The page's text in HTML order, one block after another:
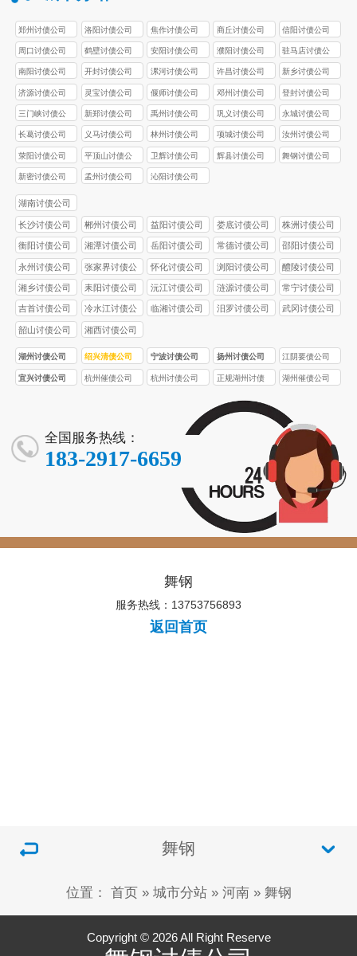
郑州讨债公司 洛阳讨债公司 焦作讨债公司 商丘讨债公司 信阳讨债公司
周口讨债公司 鹤壁讨债公司 安阳讨债公司 濮阳讨债公司
驻马店讨债公
司
南阳讨债公司 开封讨债公司 漯河讨债公司 许昌讨债公司 新乡讨债公司
济源讨债公司 灵宝讨债公司 偃师讨债公司 邓州讨债公司 登封讨债公司
三门峡讨债公
司
新郑讨债公司 禹州讨债公司 巩义讨债公司 永城讨债公司
长葛讨债公司 义马讨债公司 林州讨债公司 项城讨债公司 汝州讨债公司
荥阳讨债公司
平顶山讨债公
司
卫辉讨债公司 辉县讨债公司 舞钢讨债公司
新密讨债公司 孟州讨债公司 沁阳讨债公司
湖南讨债公司
长沙讨债公司 郴州讨债公司 益阳讨债公司 娄底讨债公司 株洲讨债公司
衡阳讨债公司 湘潭讨债公司 岳阳讨债公司 常德讨债公司 邵阳讨债公司
永州讨债公司
张家界讨债公
司
怀化讨债公司 浏阳讨债公司 醴陵讨债公司
湘乡讨债公司 耒阳讨债公司 沅江讨债公司 涟源讨债公司 常宁讨债公司
吉首讨债公司
冷水江讨债公
司
临湘讨债公司 汨罗讨债公司 武冈讨债公司
韶山讨债公司 湘西讨债公司
湖州讨债公司 绍兴清债公司 宁波讨债公司 扬州讨债公司 江阴要债公司
宜兴讨债公司 杭州催债公司 杭州讨债公司
正规湖州讨债
湖州催债公司
全国服务热线：
183-2917-6659
舞钢
服务热线：13753756893
返回首页
舞钢
位置： 首页 » 城市分站» 河南» 舞钢
Copyright © 2026 All Right Reserve